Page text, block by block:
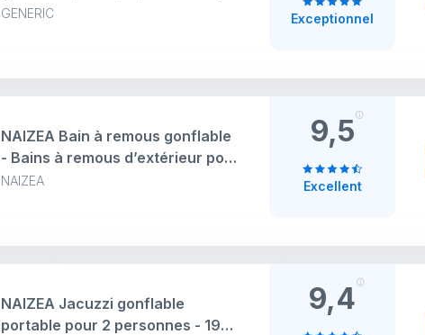
GENERIC
Chauffage intégré (rotin gris, 6
Exceptionnel
NAIZEA
NAIZEA Bain à remous gonflable
- Bains à remous d’extérieur pour
4 à 6 personnes, spa gonflable
filtres, 909 litres, 195,6 x 195,6 x
63,5
9,5
Excellent
NAIZEA Jacuzzi gonflable
portable pour 2 personnes - 190
9,4